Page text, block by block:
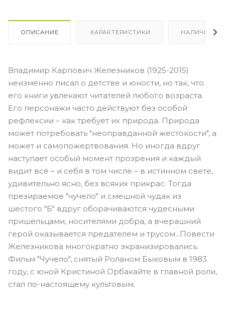
ОПИСАНИЕ ХАРАКТЕРИСТИКИ НАЛИЧИЕ
Владимир Карпович Железников (1925-2015)
неизменно писал о детстве и юности, но так, что
его книги увлекают читателей любого возраста.
Его персонажи часто действуют без особой
рефлексии – как требует их природа. Природа
может потребовать "неоправданной жестокости", а
может и самопожертвования. Но иногда вдруг
наступает особый момент прозрения и каждый
видит всё – и себя в том числе – в истинном свете,
удивительно ясно, без всяких прикрас. Тогда
презираемое "чучело" и смешной чудак из
шестого "Б" вдруг оборачиваются чудесными
пришельцами, носителями добра, а вчерашний
герой оказывается предателем и трусом...Повести
Железникова многократно экранизировались.
Фильм "Чучело", снятый Роланом Быковым в 1983
году, с юной Кристиной Орбакайте в главной роли,
стал по-настоящему культовым.